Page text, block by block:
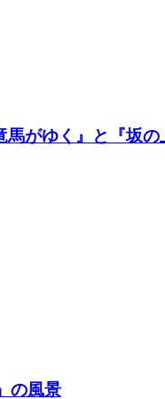
がゆく』と『坂
の風景